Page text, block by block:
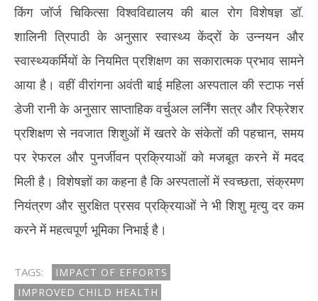
किंग जॉर्ज चिकित्सा विश्वविद्यालय की बाल रोग विशेषज्ञ डॉ.
शालिनी त्रिपाठी के अनुसार स्वास्थ्य केंद्रों के उन्नयन और
स्वास्थ्यकर्मियों के नियमित प्रशिक्षण का सकारात्मक प्रभाव सामने
आया है। वहीं वीरांगना अवंती बाई महिला अस्पताल की स्टाफ नर्स
डेजी रानी के अनुसार साप्ताहिक वर्चुअल लर्निंग सत्र और रिफ्रेशर
प्रशिक्षण से नवजात शिशुओं में खतरे के संकेतों की पहचान, समय
पर रेफरल और पुनर्जीवन प्रक्रियाओं को मजबूत करने में मदद
मिली है। विशेषज्ञों का कहना है कि अस्पतालों में स्वच्छता, संक्रमण
नियंत्रण और सुरक्षित प्रसव प्रक्रियाओं ने भी शिशु मृत्यु दर कम
करने में महत्वपूर्ण भूमिका निभाई है।
TAGS:
IMPACT OF EFFORTS
IMPROVED CHILD HEALTH